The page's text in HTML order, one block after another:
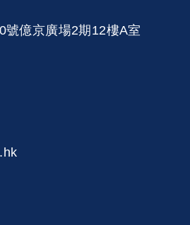
號億京廣場2期12樓A室